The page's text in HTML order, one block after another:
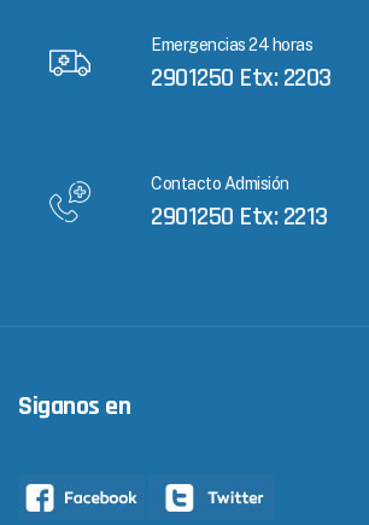
Emergencias 24 horas
2901250 Etx: 2203
Contacto Admisión
2901250 Etx: 2213
Siganos en